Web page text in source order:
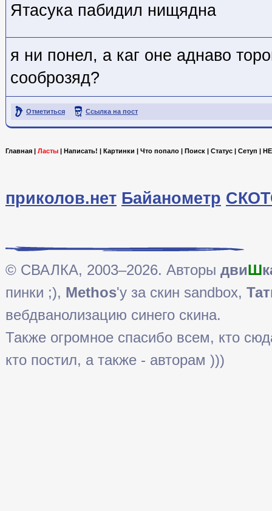
Ятасука пабидил нищядна
я ни понел, а каг оне аднаво
сооброзяд?
Отметиться Ссылка на пост
Главная Ласты Написать! Картинки Что попало Поиск Статус Сетуп
приколов.нет Байанометр
© СВАЛКА, 2003–2026. Авторы двиШ
пинки ;), Methos'у за скин sandbox,
вебдванолизацию синего скина.
Также огромное спасибо всем, кто
кто постил, а также - авторам )))